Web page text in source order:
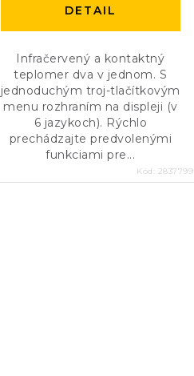
DETAIL
Infračervený a kontaktný
teplomer dva v jednom. S
jednoduchým troj-tlačítkovým
menu rozhraním na displeji (v
6 jazykoch). Rýchlo
prechádzajte predvolenými
funkciami pre...
Kód: 2837799